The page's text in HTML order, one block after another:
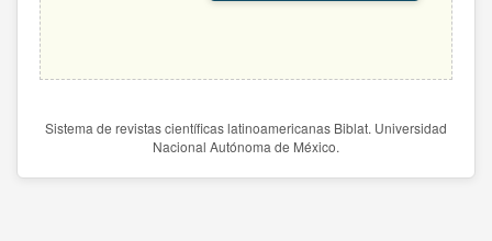
Sistema de revistas científicas latinoamericanas Biblat. Universidad
Nacional Autónoma de México.